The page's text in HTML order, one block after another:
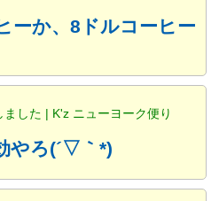
ーか、8ドルコーヒー
した | K'z ニューヨーク便り
やろ(´▽｀*)